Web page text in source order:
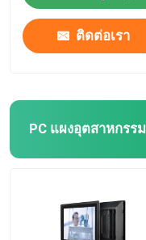
ติดต่อเรา
PC แผงอุตสาหกรรม